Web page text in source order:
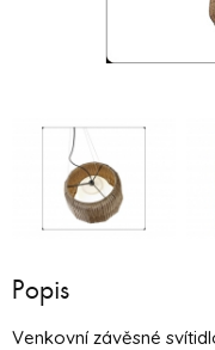
Popis
Venkovní závěsné